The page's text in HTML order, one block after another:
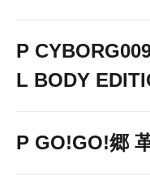
P
L BODY
P GO!GO!郷